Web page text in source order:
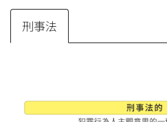
刑事法